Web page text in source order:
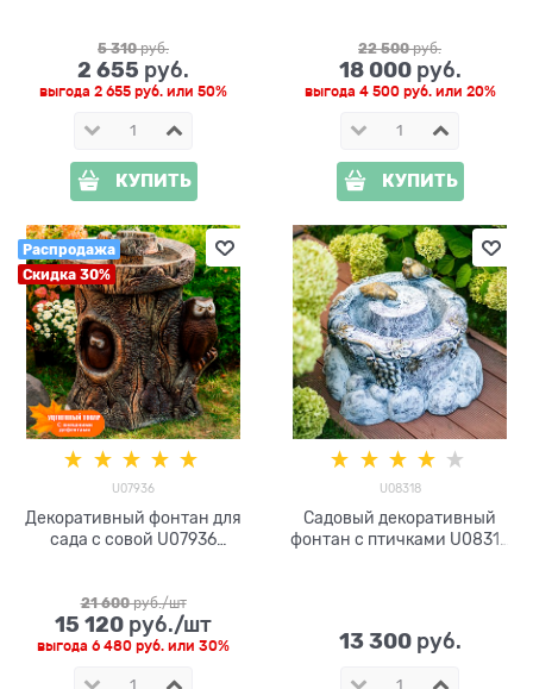
5 310 руб.
2 655 руб.
выгода 2 655 руб. или 50%
КУПИТЬ
22 500 руб.
18 000 руб.
выгода 4 500 руб.или 20%
КУПИТЬ
Распродажа
Скидка 30%
U07936
Декоративный фонтан для
сада с совой U07936
21 600 руб./шт
15 120 руб./шт
выгода 6 480 руб. или 30%
U08318
Садовый декоративный
фонтан с птичками U08318
13 300 руб.